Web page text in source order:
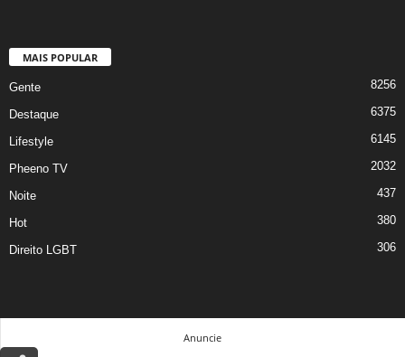
MAIS POPULAR
Gente 8256
Destaque 6375
Lifestyle 6145
Pheeno TV 2032
Noite 437
Hot 380
Direito LGBT 306
Anuncie